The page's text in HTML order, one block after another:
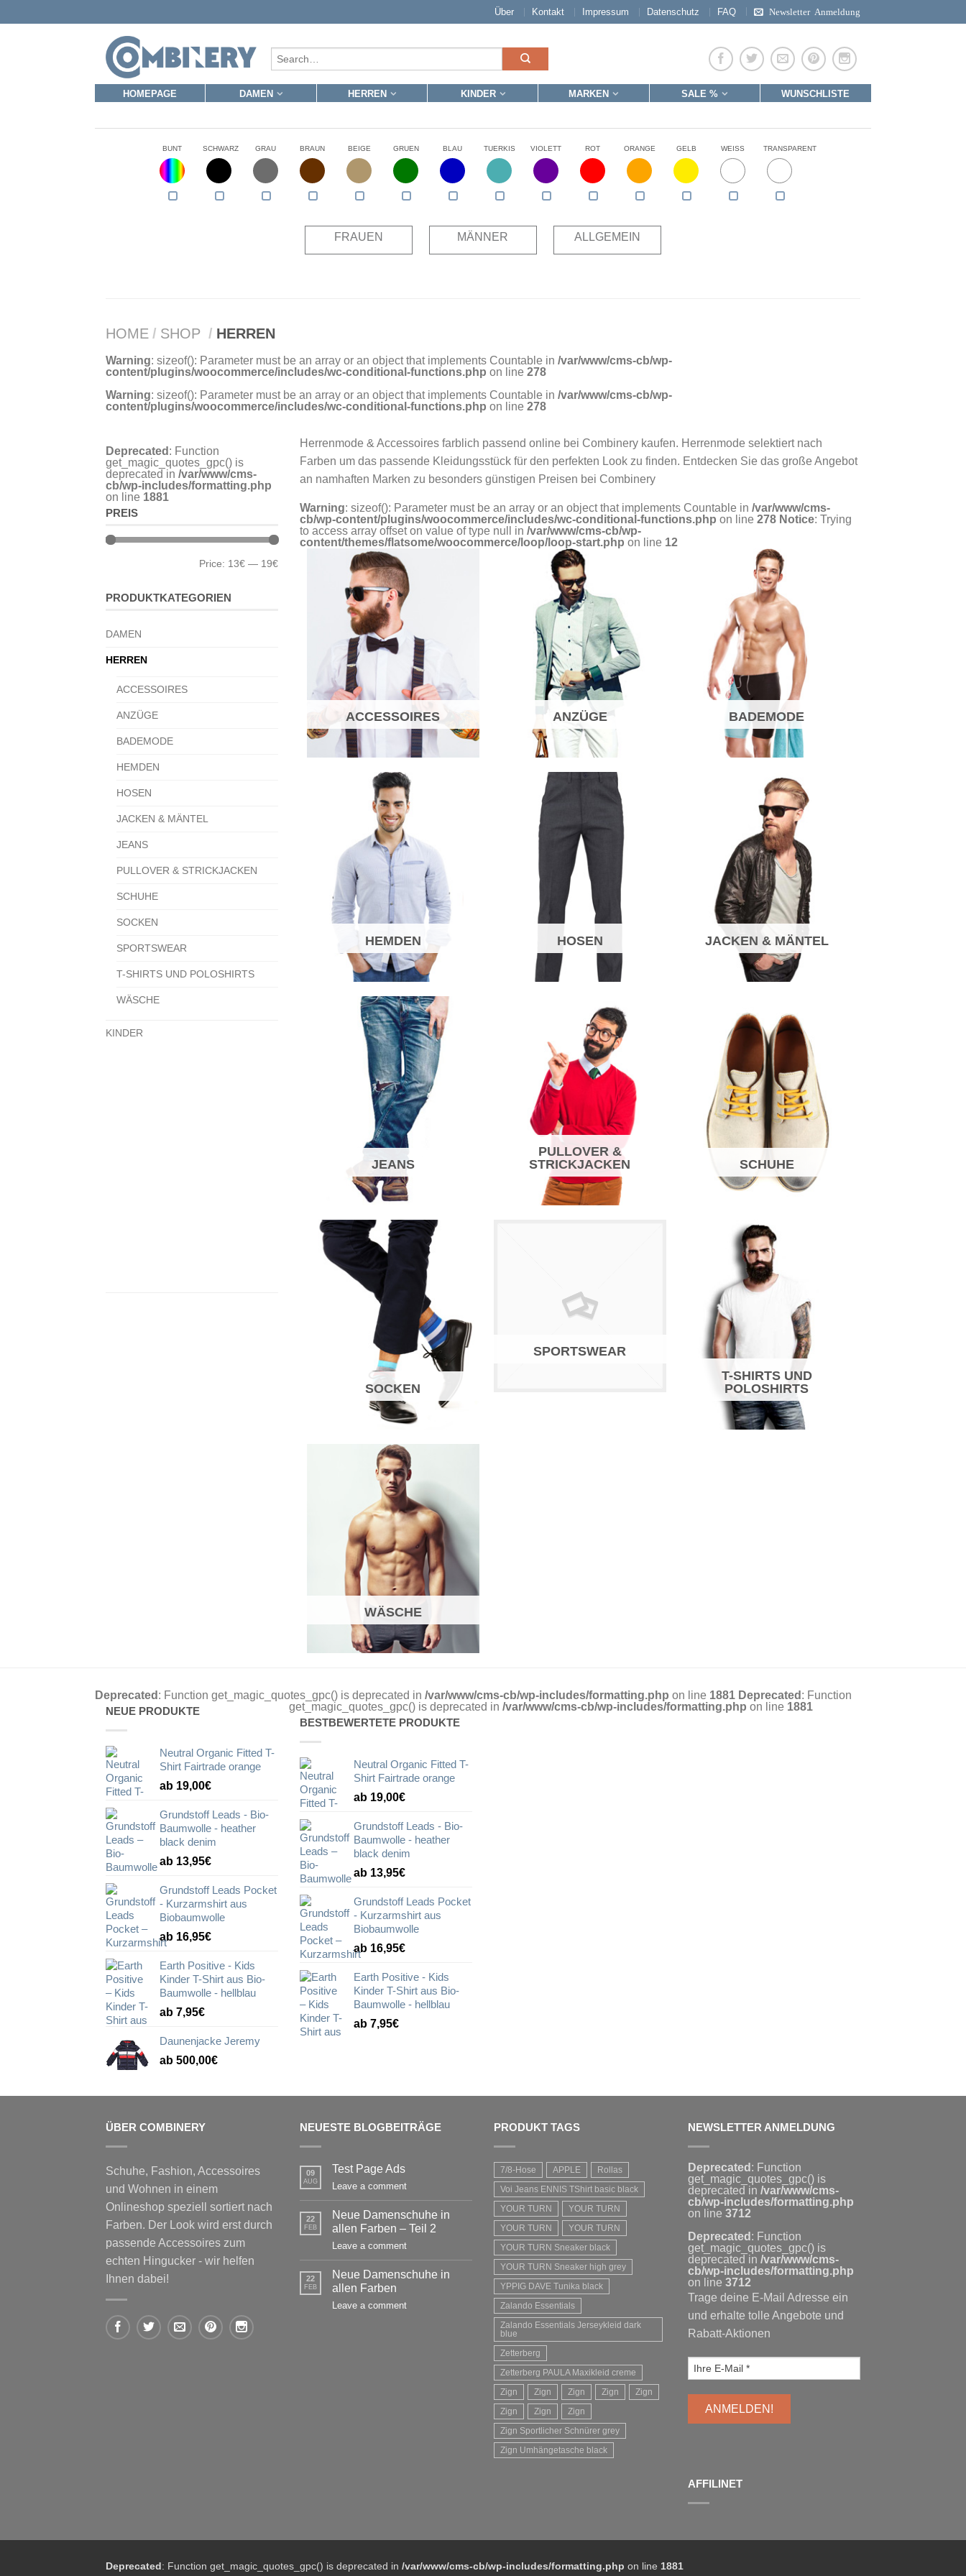
Über Kontakt Impressum Datenschutz FAQ Newsletter Anmeldung
HOMEPAGE DAMEN HERREN KINDER MARKEN SALE % WUNSCHLISTE
BUNT SCHWARZ GRAU BRAUN BEIGE GRUEN BLAU TUERKIS VIOLETT ROT ORANGE GELB WEISS TRANSPARENT
FRAUEN MÄNNER ALLGEMEIN
HOME / SHOP / HERREN
Warning: sizeof(): Parameter must be an array or an object that implements Countable in /var/www/cms-cb/wp-
content/plugins/woocommerce/includes/wc-conditional-functions.php on line 278
Warning: sizeof(): Parameter must be an array or an object that implements Countable in /var/www/cms-cb/wp-
content/plugins/woocommerce/includes/wc-conditional-functions.php on line 278
Herrenmode & Accessoires farblich passend online bei Combinery kaufen. Herrenmode selektiert nach
Farben um das passende Kleidungsstück für den perfekten Look zu finden. Entdecken Sie das große Angebot
an namhaften Marken zu besonders günstigen Preisen bei Combinery
Warning: sizeof(): Parameter must be an array or an object that implements Countable in /var/www/cms-
cb/wp-content/plugins/woocommerce/includes/wc-conditional-functions.php on line 278 Notice: Trying
to access array offset on value of type null in /var/www/cms-cb/wp-
content/themes/flatsome/woocommerce/loop/loop-start.php on line 12
ACCESSOIRES ANZÜGE BADEMODE
HEMDEN HOSEN JACKEN & MÄNTEL
JEANS
PULLOVER &
STRICKJACKEN
SCHUHE
SOCKEN
SPORTSWEAR
T-SHIRTS UND
POLOSHIRTS
WÄSCHE
Deprecated : Function
get_magic_quotes_gpc() is
deprecated in /var/www/cms-
cb/wp-includes/formatting.php
on line 1881
PREIS
Price: 13€ — 19€
PRODUKTKATEGORIEN
DAMEN
HERREN
ACCESSOIRES
ANZÜGE
BADEMODE
HEMDEN
HOSEN
JACKEN & MÄNTEL
JEANS
PULLOVER & STRICKJACKEN
SCHUHE
SOCKEN
SPORTSWEAR
T-SHIRTS UND POLOSHIRTS
WÄSCHE
KINDER
Deprecated : Function get_magic_quotes_gpc() is deprecated in /var/www/cms-cb/wp-includes/formatting.php on line 1881
NEUE PRODUKTE
Neutral Organic Fitted T-
Shirt Fairtrade orange
ab 19,00€
Grundstoff Leads - Bio-
Baumwolle - heather
black denim
ab 13,95€
Grundstoff Leads Pocket
- Kurzarmshirt aus
Biobaumwolle
ab 16,95€
Earth Positive - Kids
Kinder T-Shirt aus Bio-
Baumwolle - hellblau
ab 7,95€
Daunenjacke Jeremy
ab 500,00€
Deprecated : Function
get_magic_quotes_gpc() is deprecated in /var/www/cms-cb/wp-includes/formatting.php on line 1881
BESTBEWERTETE PRODUKTE
Neutral Organic Fitted T-
Shirt Fairtrade orange
ab 19,00€
Grundstoff Leads - Bio-
Baumwolle - heather
black denim
ab 13,95€
Grundstoff Leads Pocket
- Kurzarmshirt aus
Biobaumwolle
ab 16,95€
Earth Positive - Kids
Kinder T-Shirt aus Bio-
Baumwolle - hellblau
ab 7,95€
ÜBER COMBINERY
Schuhe, Fashion, Accessoires
und Wohnen in einem
Onlineshop speziell sortiert nach
Farben. Der Look wird erst durch
passende Accessoires zum
echten Hingucker - wir helfen
Ihnen dabei!
NEUESTE BLOGBEITRÄGE
09
AUG
Test Page Ads
Leave a comment
22
FEB
Neue Damenschuhe in
allen Farben – Teil 2
Leave a comment
22
FEB
Neue Damenschuhe in
allen Farben
Leave a comment
PRODUKT TAGS
7/8-Hose APPLE
Rollas
Voi Jeans ENNIS TShirt basic black
YOUR TURN
YOUR TURN
YOUR TURN
YOUR TURN
YOUR TURN Sneaker black
YOUR TURN Sneaker high grey
YPPIG DAVE Tunika black
Zalando Essentials
Zalando Essentials Jerseykleid dark
blue
Zetterberg
Zetterberg PAULA Maxikleid creme
Zign
Zign Zign Zign
Zign
Zign
Zign
Zign
Zign Sportlicher Schnürer grey
Zign Umhängetasche black
NEWSLETTER ANMELDUNG
Deprecated : Function
get_magic_quotes_gpc() is
deprecated in /var/www/cms-
cb/wp-includes/formatting.php
on line 3712
Deprecated : Function
get_magic_quotes_gpc() is
deprecated in /var/www/cms-
cb/wp-includes/formatting.php
on line 3712
Trage deine E-Mail Adresse ein
und erhalte tolle Angebote und
Rabatt-Aktionen
AFFILINET
Deprecated: Function get_magic_quotes_gpc() is deprecated in /var/www/cms-cb/wp-includes/formatting.php on line 1881